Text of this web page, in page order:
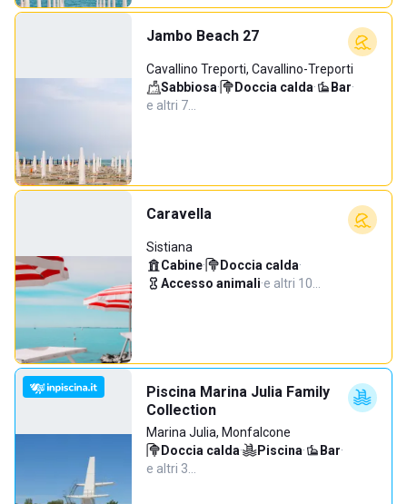
Jambo Beach 27
Cavallino Treporti, Cavallino-Treporti
Sabbiosa· Doccia calda· Bar·
e altri 7…
Caravella
Sistiana
Cabine· Doccia calda·
Accesso animali·e altri 10…
Piscina Marina Julia Family
Collection
Marina Julia, Monfalcone
Doccia calda· Piscina· Bar·
e altri 3…